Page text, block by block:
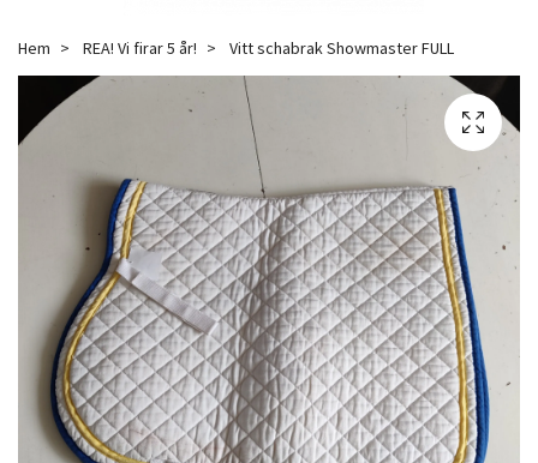
Hem REA! Vi firar 5 år! Vitt schabrak Showmaster FULL